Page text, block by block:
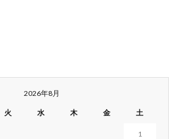
2026年8月
火 水 木 金 土
1